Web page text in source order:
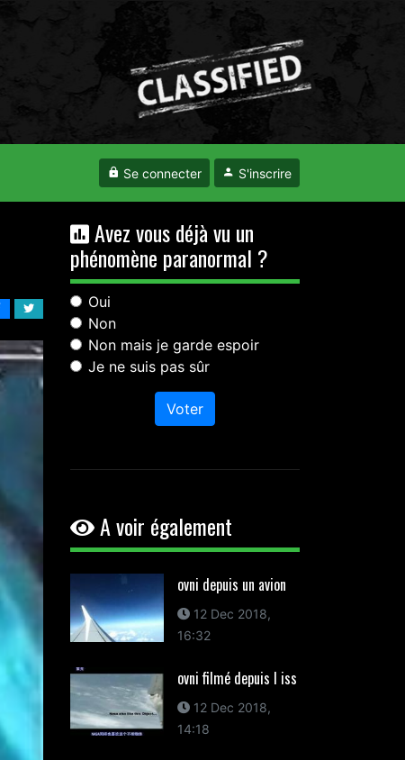
Se connecter S'inscrire
Avez vous déjà vu un
phénomène paranormal ?
Oui
Non
Non mais je garde espoir
Je ne suis pas sûr
Voter
A voir également
ovni depuis un avion
12 Dec 2018,
16:32
ovni filmé depuis l iss
12 Dec 2018,
14:18